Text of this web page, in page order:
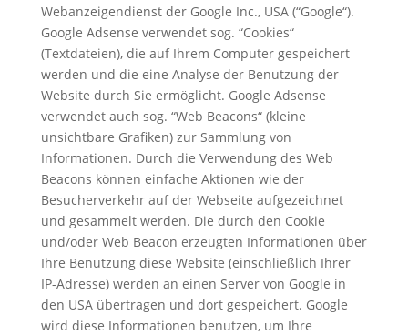
Webanzeigendienst der Google Inc., USA (“Google“).
Google Adsense verwendet sog. “Cookies“
(Textdateien), die auf Ihrem Computer gespeichert
werden und die eine Analyse der Benutzung der
Website durch Sie ermöglicht. Google Adsense
verwendet auch sog. “Web Beacons“ (kleine
unsichtbare Grafiken) zur Sammlung von
Informationen. Durch die Verwendung des Web
Beacons können einfache Aktionen wie der
Besucherverkehr auf der Webseite aufgezeichnet
und gesammelt werden. Die durch den Cookie
und/oder Web Beacon erzeugten Informationen über
Ihre Benutzung diese Website (einschließlich Ihrer
IP-Adresse) werden an einen Server von Google in
den USA übertragen und dort gespeichert. Google
wird diese Informationen benutzen, um Ihre